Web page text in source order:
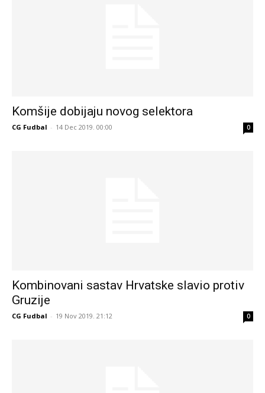
Komšije dobijaju novog selektora
CG Fudbal - 14 Dec 2019. 00:00 0
Kombinovani sastav Hrvatske slavio protiv
Gruzije
CG Fudbal - 19 Nov 2019. 21:12 0